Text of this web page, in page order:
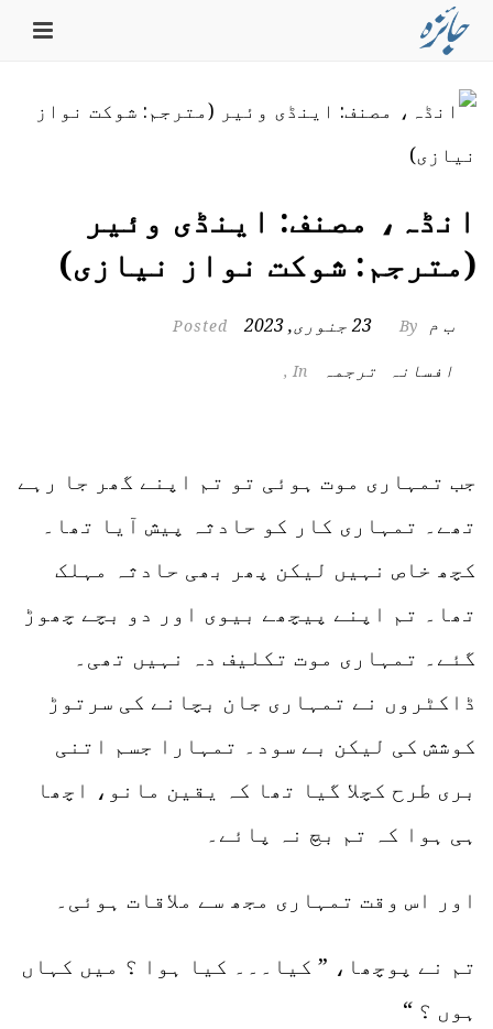
انڈہ، مصنف: اینڈی وئیر
(مترجم: شوکت نواز نیازی)
By ب م 23 جنوری, 2023
افسانہ , ترجمہ
جب تمہاری موت ہوئی تو تم اپنے گھر جا رہے
تھے۔ تمہاری کار کو حادثہ پیش آیا تھا۔
کچھ خاص نہیں لیکن پھر بھی حادثہ مہلک
تھا۔ تم اپنے پیچھے بیوی اور دو بچے چھوڑ
گئے۔ تمہاری موت تکلیف دہ نہیں تھی۔
ڈاکٹروں نے تمہاری جان بچانے کی سرتوڑ
کوشش کی لیکن بے سود۔ تمہارا جسم اتنی
بری طرح کچلا گیا تھا کہ یقین مانو، اچھا
ہی ہوا کہ تم بچ نہ پائے۔
اور اس وقت تمہاری مجھ سے ملاقات ہوئی۔
تم نے پوچھا، ” کیا۔۔۔ کیا ہوا ؟ میں کہاں
ہوں ؟ “